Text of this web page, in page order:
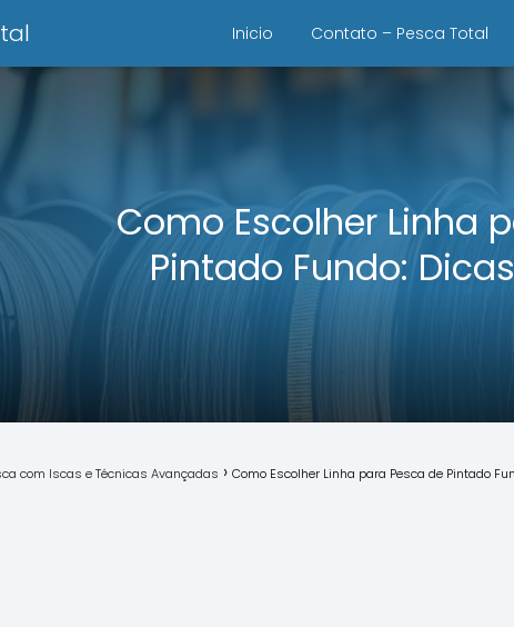
Inicio Contato – Pesca Total
Como Escolher Linha
Pintado Fundo:
com Iscas e Técnicas Avançadas Como Escolher Linha para Pesca de Pintado